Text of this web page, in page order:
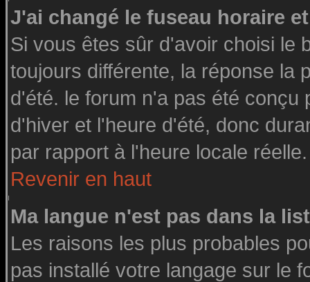
J'ai changé le fuseau horaire
Si vous êtes sûr d'avoir choisi le
toujours différente, la réponse la
d'été. le forum n'a pas été conçu
d'hiver et l'heure d'été, donc
par rapport à l'heure locale réelle.
Revenir en haut
Ma langue n'est pas dans la
Les raisons les plus probables
pas installé votre langage sur le